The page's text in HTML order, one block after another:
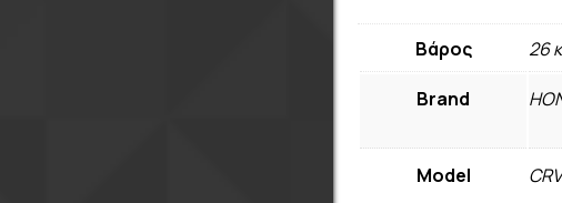
Βάρος 26
Brand
Model CRV